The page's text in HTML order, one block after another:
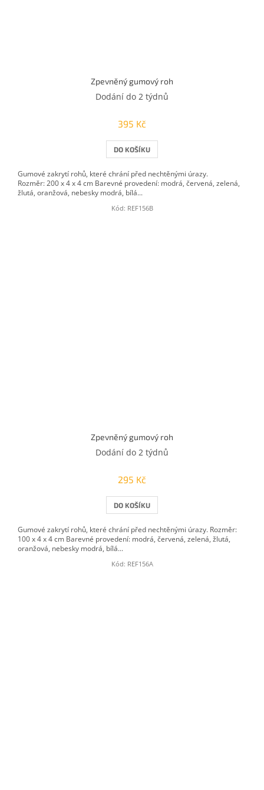
Zpevněný gumový roh
Dodání do 2 týdnů
395 Kč
DO KOŠÍKU
Gumové zakrytí rohů, které chrání před nechtěnými úrazy.
Rozměr: 200 x 4 x 4 cm Barevné provedení: modrá, červená, zelená,
žlutá, oranžová, nebesky modrá, bílá...
Kód: REF156B
Zpevněný gumový roh
Dodání do 2 týdnů
295 Kč
DO KOŠÍKU
Gumové zakrytí rohů, které chrání před nechtěnými úrazy. Rozměr:
100 x 4 x 4 cm Barevné provedení: modrá, červená, zelená, žlutá,
oranžová, nebesky modrá, bílá...
Kód: REF156A